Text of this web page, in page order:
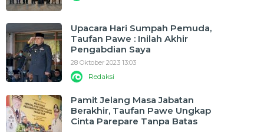
Upacara Hari Sumpah Pemuda,
Taufan Pawe : Inilah Akhir
Pengabdian Saya
28 Oktober 2023 13:03
Redaksi
Pamit Jelang Masa Jabatan
Berakhir, Taufan Pawe Ungkap
Cinta Parepare Tanpa Batas